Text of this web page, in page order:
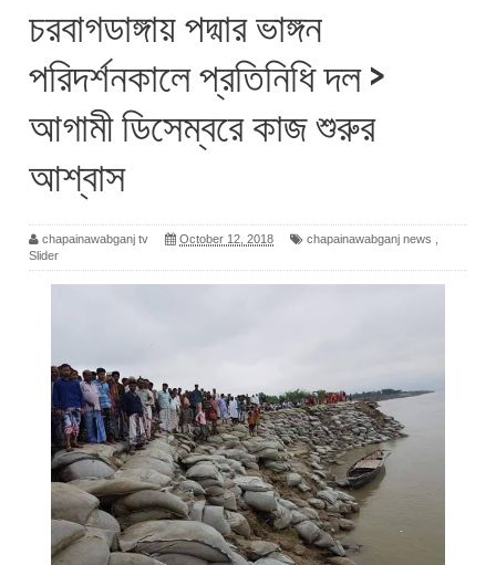
চরবাগডাঙ্গায় পদ্মার ভাঙ্গন
পরিদর্শনকালে প্রতিনিধি দল >
আগামী ডিসেম্বরে কাজ শুরুর
আশ্বাস
chapainawabganj tv October 12, 2018 chapainawabganj news
Slider